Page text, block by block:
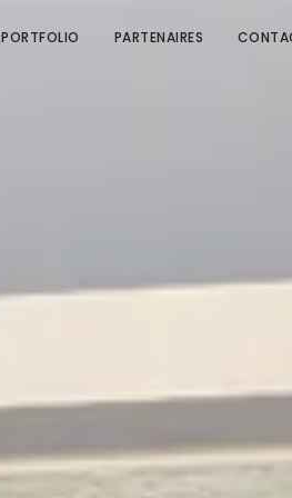
PORTFOLIO PARTENAIRES